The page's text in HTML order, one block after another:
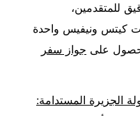
للمتقدمين،
كيتس ونيفيس واحدة
على جواز سفر
الجزيرة المستدامة: